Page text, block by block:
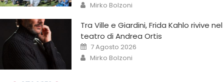
Mirko Bolzoni
Tra Ville e Giardini, Frida Kahlo rivive nel
teatro di Andrea Ortis
7 Agosto 2026
Mirko Bolzoni